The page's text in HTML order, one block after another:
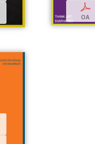
p
OA